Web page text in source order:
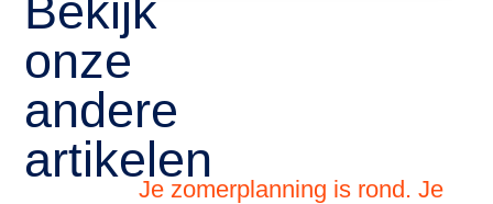
Bekijk
onze
andere
artikelen
Je zomerplanning is rond. Je